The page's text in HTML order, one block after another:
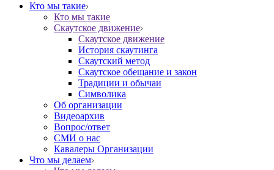
Кто мы такие
Кто мы такие
Скаутское движение
Скаутское движение
История скаутинга
Скаутский метод
Скаутское обещание и закон
Традиции и обычаи
Символика
Об организации
Видеоархив
Вопрос/ответ
СМИ о нас
Кавалеры Организации
Что мы делаем